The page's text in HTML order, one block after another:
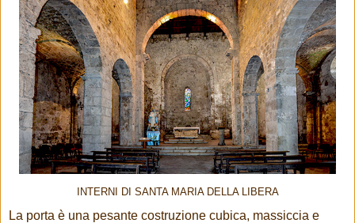
INTERNI DI SANTA MARIA DELLA LIBERA
La porta è una pesante costruzione cubica, massiccia e